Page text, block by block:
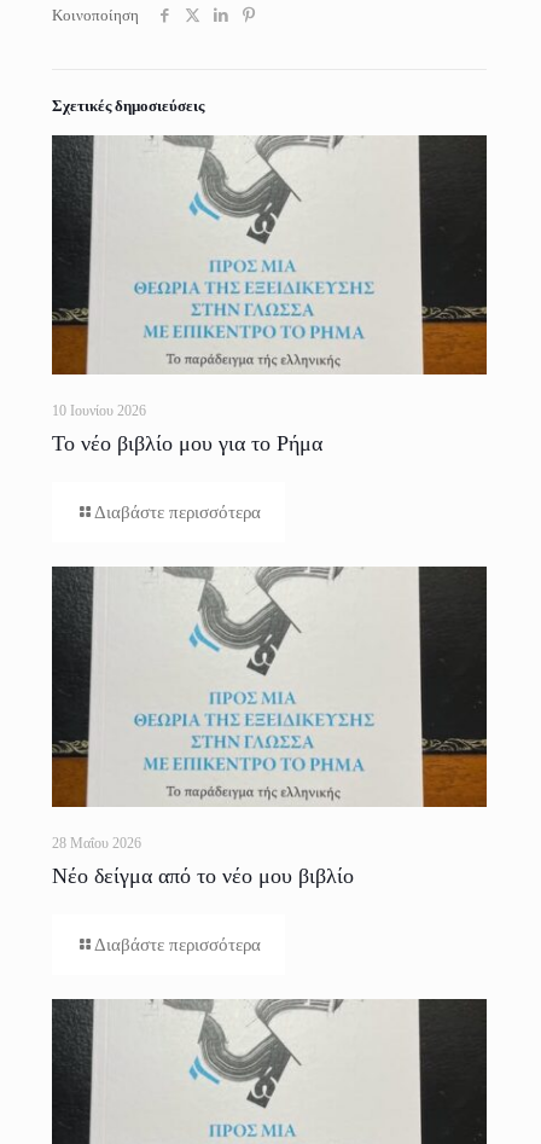
Κοινοποίηση
Σχετικές δημοσιεύσεις
10 Ιουνίου 2026
Το νέο βιβλίο μου για το Ρήμα
Διαβάστε περισσότερα
28 Μαΐου 2026
Νέο δείγμα από το νέο μου βιβλίο
Διαβάστε περισσότερα